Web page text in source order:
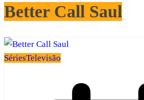
Better Call Saul
SériesTelevisão